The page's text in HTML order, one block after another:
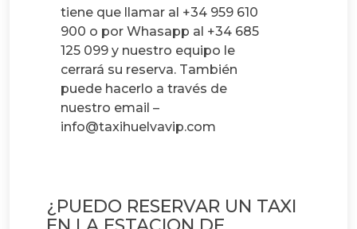
tiene que llamar al +34 959 610
900 o por Whasapp al +34 685
125 099 y nuestro equipo le
cerrará su reserva. También
puede hacerlo a través de
nuestro email –
info@taxihuelvavip.com
¿PUEDO RESERVAR UN TAXI